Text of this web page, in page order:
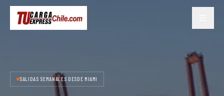
SALIDAS SEMANALES DESDE MIAMI